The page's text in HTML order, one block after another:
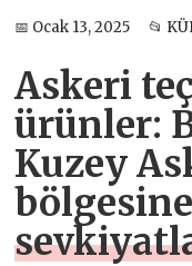
📅 Ocak 13, 2025 📂
Askeri
ürünler:
Kuzey